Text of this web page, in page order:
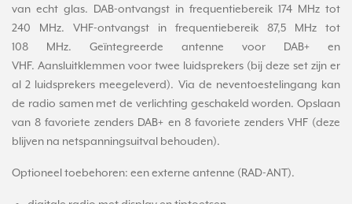
van echt glas. DAB-ontvangst in frequentiebereik 174 MHz tot
240 MHz. VHF-ontvangst in frequentiebereik 87,5 MHz tot
108 MHz. Geïntegreerde antenne voor DAB+ en
VHF. Aansluitklemmen voor twee luidsprekers (bij deze set zijn er
al 2 luidsprekers meegeleverd). Via de neventoestelingang kan
de radio samen met de verlichting geschakeld worden. Opslaan
van 8 favoriete zenders DAB+ en 8 favoriete zenders VHF (deze
blijven na netspanningsuitval behouden).
Optioneel toebehoren: een externe antenne (RAD-ANT).